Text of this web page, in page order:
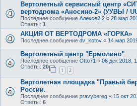
Вертолетный сервисный центр
вертодрома «Аносино-2» (УУВЫ /
Последнее сообщение Алексей 2 « 28 мар
Ответы: 1
АКЦИЯ ОТ ВЕРТОДРОМА «ГОРКА»
Последнее сообщение dv_kotov « 14 мар
Вертолетный центр "Ермолино"
Последнее сообщение Otto71 « 06 дек 2018,
Ответы: 20
1 2
Вертолетная площадка "Правый
России.
Последнее сообщение pravybereg « 15 окт
Ответы: 6